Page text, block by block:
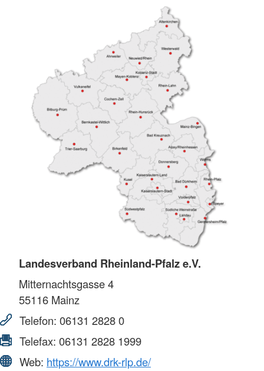
Landesverband Rheinland-Pfalz e.V.
Mitternachtsgasse 4
55116 Mainz
Telefon: 06131 2828 0
Telefax: 06131 2828 1999
Web: https://www.drk-rlp.de/